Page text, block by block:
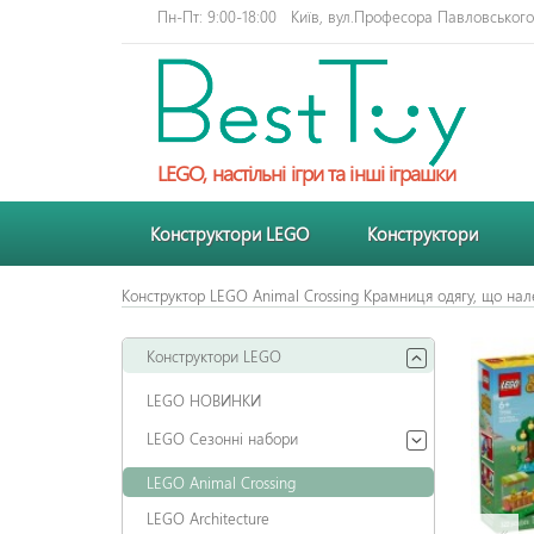
Пн-Пт: 9:00-18:00 Київ, вул.Професора
LEGO, настільні ігри та інші іграшки
Конструктори LEGO Конструктори
Конструктор LEGO Animal Crossing Крамниця одягу, що
Конструктори LEGO
LEGO НОВИНКИ
LEGO Сезонні набори
LEGO Animal Crossing
LEGO Architecture